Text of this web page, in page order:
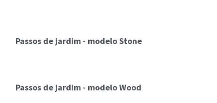
Passos de jardim - modelo Stone
Passos de jardim - modelo Wood